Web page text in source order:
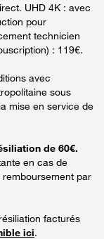
UHD 4K : avec
pour
technicien
: 119€.
avec
sous
mise en service de
de 60€.
en cas de
par
facturés
ici.